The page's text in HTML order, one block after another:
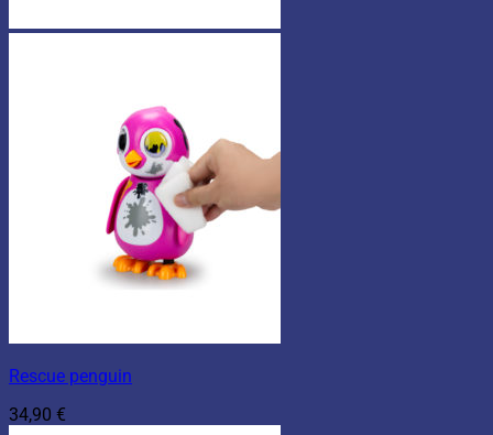
Rescue penguin
34,90 €